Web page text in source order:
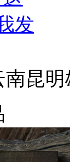
昆